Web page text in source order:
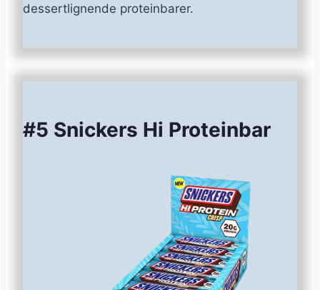
dessertlignende proteinbarer.
#5 Snickers Hi Proteinbar